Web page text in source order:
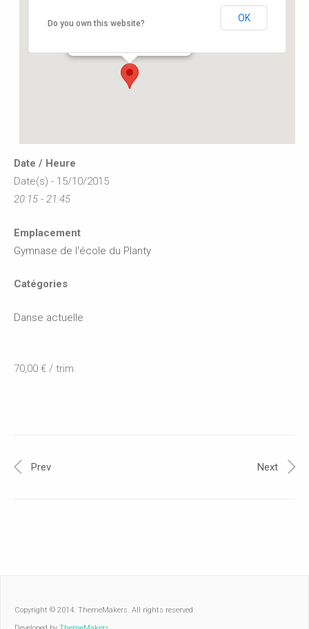
Gymnase de l’école du Planty
8 rue des écoles - Buxerolles
Do you own this website?
OK
Date / Heure
Date(s) - 15/10/2015
20:15 - 21:45
Emplacement
Gymnase de l'école du Planty
Catégories
Danse actuelle
70,00 € / trim.
Prev Next
Copyright © 2014. ThemeMakers. All rights reserved